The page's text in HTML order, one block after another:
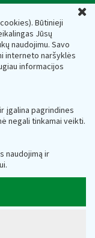
Būtinieji
Jūsų
naudojimu. Savo
interneto naršyklės
informacijos
įgalina pagrindines
negali tinkamai veikti.
naudojimą ir
Lietuvos
el.paštas:
Lietuvos
Juridinių